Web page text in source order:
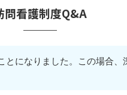
問看護制度Q&A
とになりました。この場合、